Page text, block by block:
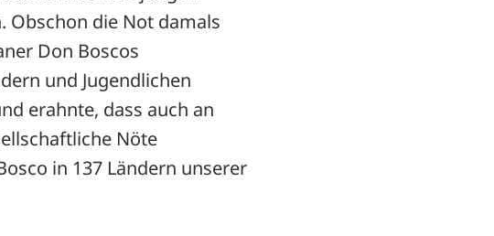
Obschon die Not damals
Don Boscos
und Jugendlichen
erahnte, dass auch an
Nöte
in 137 Ländern unserer